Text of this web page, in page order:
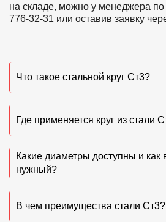
на складе, можно у менеджера
776-32-31 или оставив заявку
Что такое стальной круг Ст3?
Где применяется круг из стали
Какие диаметры доступны и как
нужный?
В чем преимущества стали Ст3?